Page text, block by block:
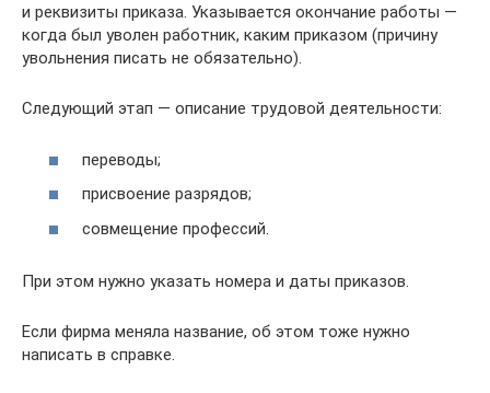
и реквизиты приказа. Указывается окончание работы —
когда был уволен работник, каким приказом (причину
увольнения писать не обязательно).
Следующий этап — описание трудовой деятельности:
переводы;
присвоение разрядов;
совмещение профессий.
При этом нужно указать номера и даты приказов.
Если фирма меняла название, об этом тоже нужно
написать в справке.